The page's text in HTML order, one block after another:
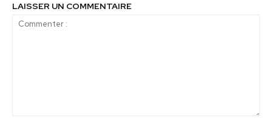
LAISSER UN COMMENTAIRE